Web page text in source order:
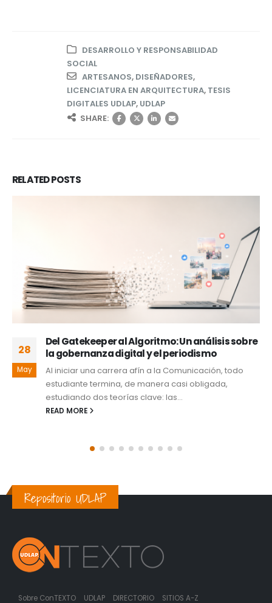
DESARROLLO Y RESPONSABILIDAD
SOCIAL
ARTESANOS, DISEÑADORES,
LICENCIATURA EN ARQUITECTURA, TESIS
DIGITALES UDLAP, UDLAP
SHARE:
RELATEDPOSTS
Algoritmo: Un análisis sobre
y el periodismo
afín a la Comunicación, todo
de manera casi obligada,
clave: las...
07
Abr
Impacto
entre la
consumo
En 2018 se dio a
Repositorio UDLAP
Sobre ConTEXTO UDLAP DIRECTORIO SITIOS A-Z